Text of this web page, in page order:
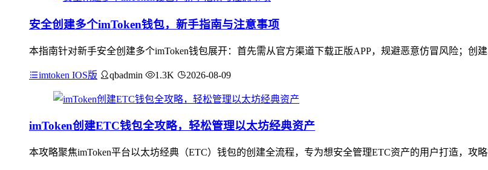
安全创建多个imToken钱包，新手指南与注意事项
本指南针对新手安全创建多个imToken钱包展开：首先需从官方渠道下载正版APP，规避恶意仿冒风险；创
imtoken IOS版 qbadmin 1.3K 2026-08-09
imToken创建ETC钱包全攻略，轻松管理以太坊经典资产
本攻略聚焦imToken平台以太坊经典（ETC）钱包的创建全流程，专为想安全管理ETC资产的用户打造，攻